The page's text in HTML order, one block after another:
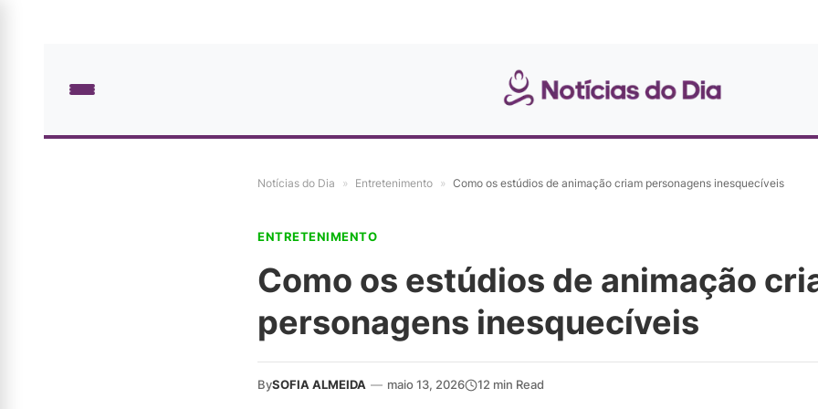
Notícias do Dia » Entretenimento » Como os estúdios de animação criam personagens inesquecíveis
ENTRETENIMENTO
Como os estúdios de animação
personagens inesquecíveis
BySOFIA ALMEIDA — maio 13, 2026 12 min Read